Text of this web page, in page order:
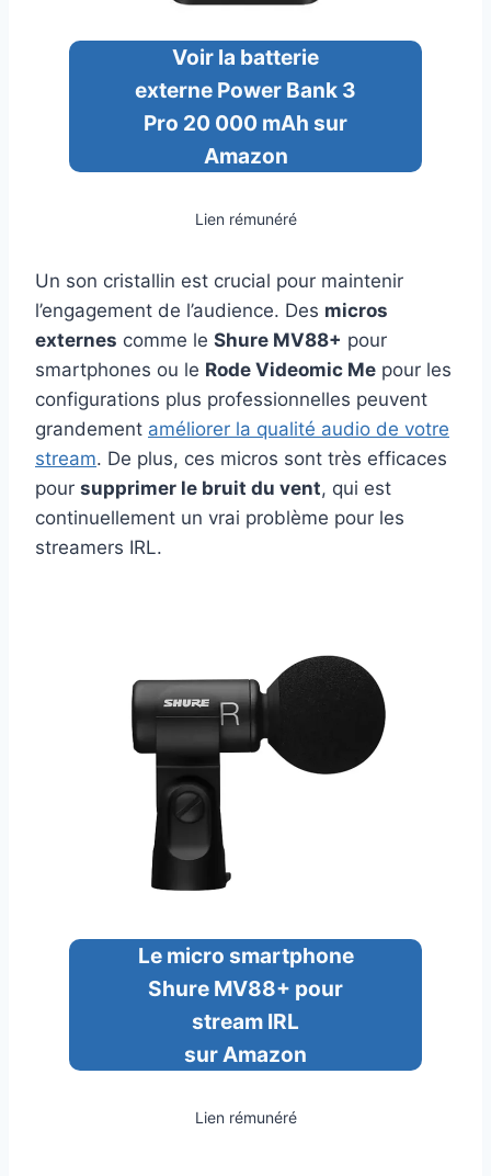
Voir la batterie
externe Power Bank 3
Pro 20 000 mAh sur
Amazon
Lien rémunéré
Un son cristallin est crucial pour maintenir
l’engagement de l’audience. Des micros
externes comme le Shure MV88+ pour
smartphones ou le Rode Videomic Me pour les
configurations plus professionnelles peuvent
grandement améliorer la qualité audio de votre
stream. De plus, ces micros sont très efficaces
pour supprimer le bruit du vent, qui est
continuellement un vrai problème pour les
streamers IRL.
Le micro smartphone
Shure MV88+ pour
stream IRL
sur Amazon
Lien rémunéré